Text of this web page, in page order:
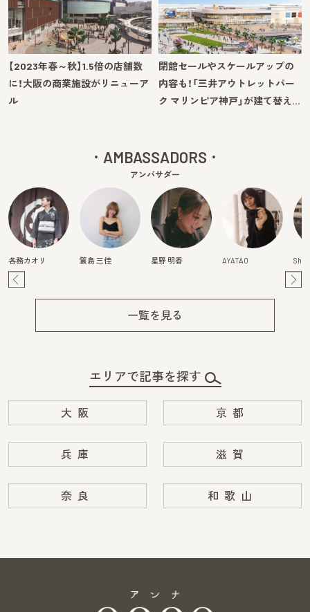
【2023年春～秋】1.5倍の店舗数
に！大阪の商業施設がリニューア
ル
閉館セールやスケールアップの
内容も！「三井アウトレットパー
ク マリンピア神戸」が建て替え…
AMBASSADORS
アンバサダー
各務カオリ 簑島 三佳 星野 明香 AYATAO
一覧を見る
エリアで記事を探す
大阪 京都
兵庫 滋賀
奈良 和歌山